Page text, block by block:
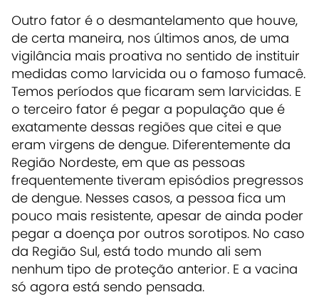
Outro fator é o desmantelamento que houve,
de certa maneira, nos últimos anos, de uma
vigilância mais proativa no sentido de instituir
medidas como larvicida ou o famoso fumacê.
Temos períodos que ficaram sem larvicidas. E
o terceiro fator é pegar a população que é
exatamente dessas regiões que citei e que
eram virgens de dengue. Diferentemente da
Região Nordeste, em que as pessoas
frequentemente tiveram episódios pregressos
de dengue. Nesses casos, a pessoa fica um
pouco mais resistente, apesar de ainda poder
pegar a doença por outros sorotipos. No caso
da Região Sul, está todo mundo ali sem
nenhum tipo de proteção anterior. E a vacina
só agora está sendo pensada.